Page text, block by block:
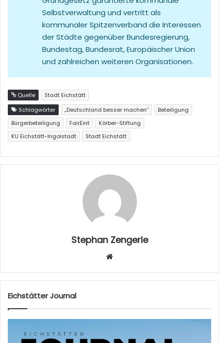
Selbstverwaltung und vertritt als
kommunaler Spitzenverband die Interessen
der Städte gegenüber Bundesregierung,
Bundestag, Bundesrat, Europäischer Union
und zahlreichen weiteren Organisationen.
Quelle
Stadt Eichstätt
Schlagwörter
„Deutschland besser machen“
Beteiligung
Bürgerbeteiligung
FairEint
Körber-Stiftung
KU Eichstätt-Ingolstadt
Stadt Eichstätt
Stephan Zengerle
sei
Eichstätter Journal